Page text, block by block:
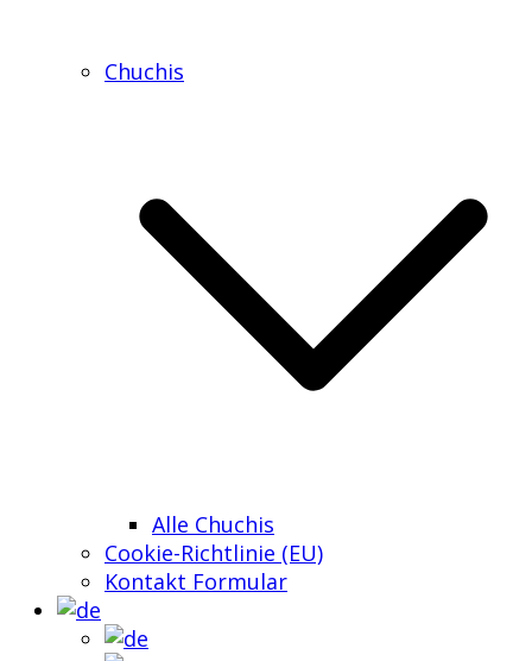
Chuchis
Alle Chuchis
Cookie-Richtlinie (EU)
Kontakt Formular